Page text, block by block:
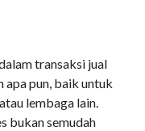
transaksi jual
apa pun, baik untuk
lembaga lain.
bukan semudah